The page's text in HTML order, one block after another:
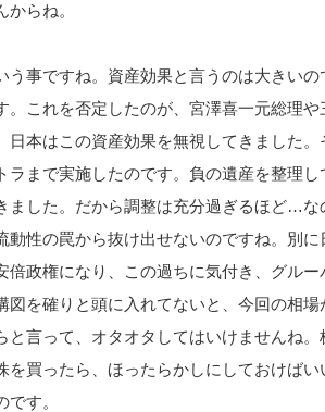
らね。
う事ですね。資産効果と言うのは大きい
。これを否定したのが、宮澤喜一元総理
日本はこの資産効果を無視してきました
ラまで実施したのです。負の遺産を整理
ました。だから調整は充分過ぎるほど…な
動性の罠から抜け出せないのですね。別に
政権になり、この過ちに気付き、グル
図を確りと頭に入れてないと、今回の相場
と言って、オタオタしてはいけませんね
を買ったら、ほったらかしにしておけば
す。